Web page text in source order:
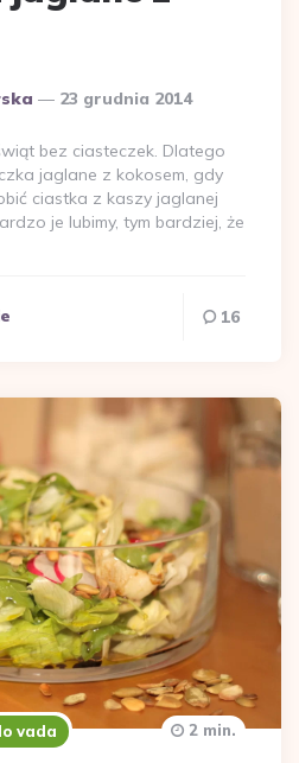
23 grudnia 2014
bez ciasteczek. Dlatego
jaglane z kokosem, gdy
ciastka z kaszy jaglanej
je lubimy, tym bardziej, że
16
vada 2 min.